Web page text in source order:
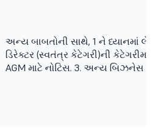
અન્ય બાબતોની સાથે, 1 ને ધ્યાનમાં
ડિરેક્ટર (સ્વતંત્ર કેટેગરી)ની
AGM માટે નોટિસ. 3. અન્ય બિઝનેસ